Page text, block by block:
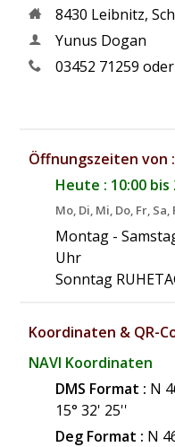
8430 Leibnitz,
Yunus Dogan
03452 71259
Öffnungszeiten von
Heute : 10:00 bis
Mo, Di, Mi, Do, Fr, Sa,
Montag -
Uhr
Sonntag
Koordinaten & QR-
NAVI Koordinaten
DMS Format : N
15° 32' 25''
Deg Format : N